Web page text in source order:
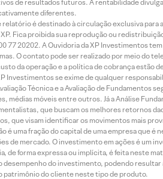
de resultados futuros. A rentabilidade
diferentes.
relatório é destinado à circulação exclusiva para
Fica proibida sua reprodução ou
77 20202. A Ouvidoria da XP Investimentos
O contato pode ser realizado por meio do
da operação e a política de cobrança estão
Investimentos se exime de qualquer
Técnica e a Avaliação de Fundamentos
médias móveis entre outros. Já a Análise
que buscam os melhores retornos
que visam identificar os movimentos mais
é uma fração do capital de uma empresa que
de mercado. O investimento em ações é um
de forma expressa ou implícita, é feita neste
desempenho do investimento, podendo
patrimônio do cliente neste tipo de produto.